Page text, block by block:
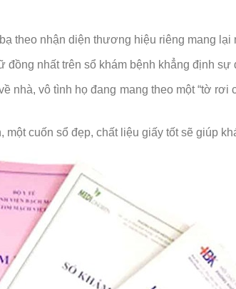
theo nhận diện thương hiệu riêng mang
đồng nhất trên sổ khám bệnh khẳng định
nhà, vô tình họ đang mang theo một “tờ
một cuốn sổ đẹp, chất liệu giấy tốt sẽ giúp